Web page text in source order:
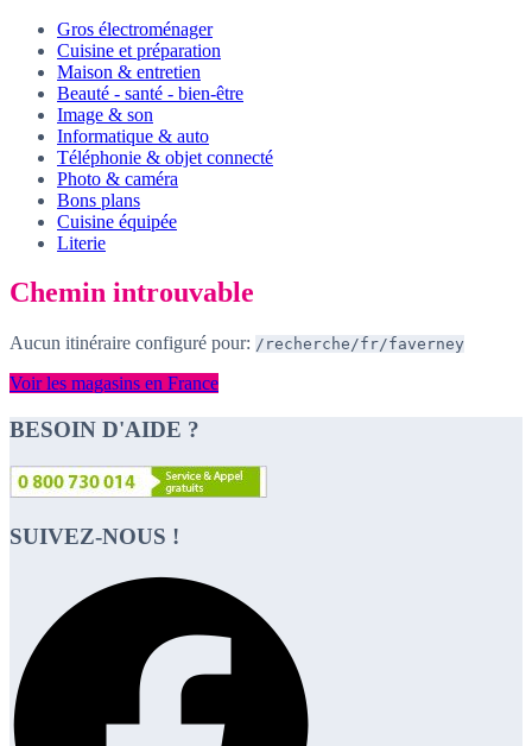
Gros électroménager
Cuisine et préparation
Maison & entretien
Beauté - santé - bien-être
Image & son
Informatique & auto
Téléphonie & objet connecté
Photo & caméra
Bons plans
Cuisine équipée
Literie
Chemin introuvable
Aucun itinéraire configuré pour: /recherche/fr/faverney
Voir les magasins en France
BESOIN D'AIDE ?
SUIVEZ-NOUS !